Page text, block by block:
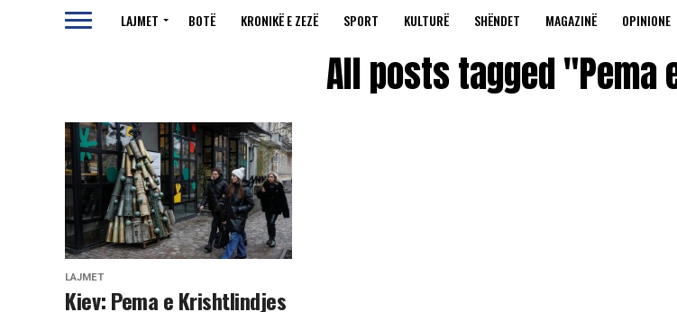
LAJMET BOTË KRONIKË E ZEZË SPORT KULTURË SHËNDET MAGAZINË OPINIONE
All posts tagged
LAJMET
Kiev: Pema e Krishtlindjes